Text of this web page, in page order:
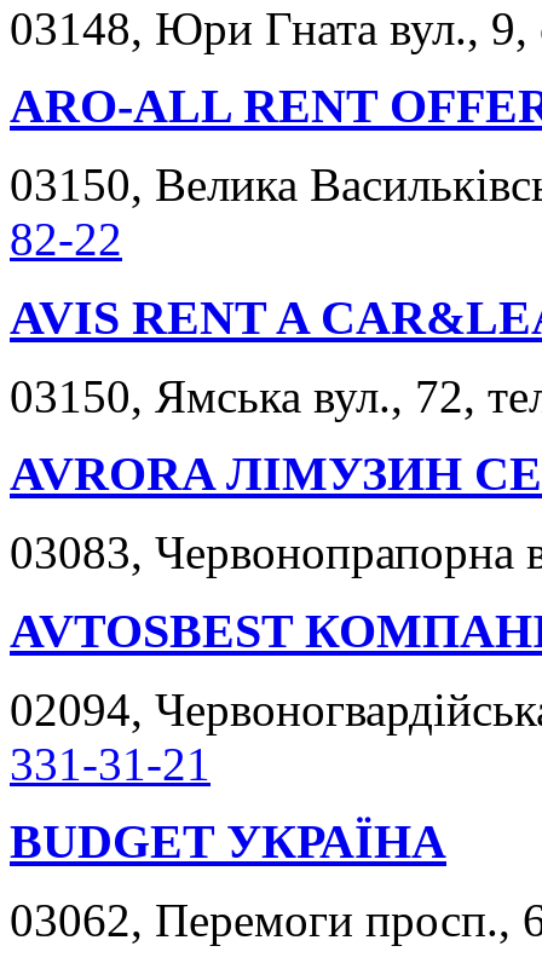
03148, Юри Гната вул.,
ARO-ALL RENT
03150, Велика
82-22
AVIS RENT A
03150, Ямська вул., 72,
AVRORA ЛIМУЗИН
03083, Червонопрапорна
AVTOSBEST
02094,
331-31-21
BUDGET УКРАЇНА
03062, Перемоги просп.,